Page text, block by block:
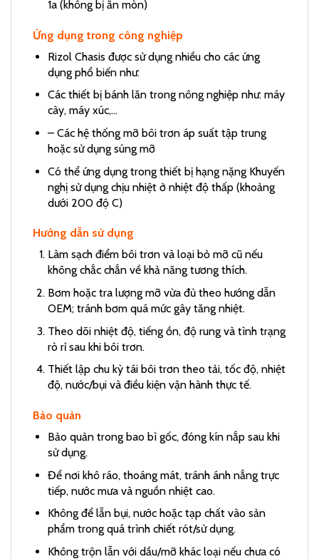
1a (không bị ăn mòn)
Ứng dụng trong công nghiệp
Rizol Chasis được sử dụng nhiều cho các ứng
dụng phổ biến như:
Các thiết bị bánh lăn trong nông nghiệp như: máy
cày, máy xúc,…
– Các hệ thống mỡ bôi trơn áp suất tập trung
hoặc sử dụng súng mỡ
Có thể ứng dụng trong thiết bị hạng nặng Khuyến
nghị sử dụng chịu nhiệt ở nhiệt độ thấp (khoảng
dưới 200 độ C)
Hướng dẫn sử dụng
Làm sạch điểm bôi trơn và loại bỏ mỡ cũ nếu
không chắc chắn về khả năng tương thích.
Bơm hoặc tra lượng mỡ vừa đủ theo hướng dẫn
OEM; tránh bơm quá mức gây tăng nhiệt.
Theo dõi nhiệt độ, tiếng ồn, độ rung và tình trạng
rò rỉ sau khi bôi trơn.
Thiết lập chu kỳ tái bôi trơn theo tải, tốc độ, nhiệt
độ, nước/bụi và điều kiện vận hành thực tế.
Bảo quản
Bảo quản trong bao bì gốc, đóng kín nắp sau khi
sử dụng.
Để nơi khô ráo, thoáng mát, tránh ánh nắng trực
tiếp, nước mưa và nguồn nhiệt cao.
Không để lẫn bụi, nước hoặc tạp chất vào sản
phẩm trong quá trình chiết rót/sử dụng.
Không trộn lẫn với dầu/mỡ khác loại nếu chưa có